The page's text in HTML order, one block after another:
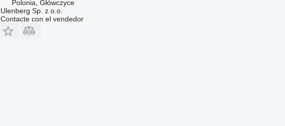
Polonia, Główczyce
Ulenberg Sp. z o.o.
Contacte con el vendedor